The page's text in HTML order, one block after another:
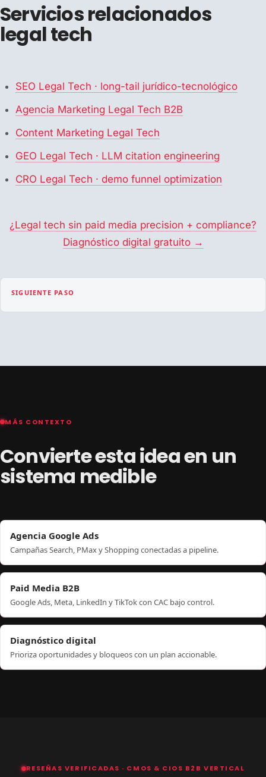
Servicios relacionados
legal tech
SEO Legal Tech · long-tail jurídico-tecnológico
Agencia Marketing Legal Tech B2B
Content Marketing Legal Tech
GEO Legal Tech · LLM citation engineering
CRO Legal Tech · demo funnel optimization
¿Legal tech sin paid media precision + compliance?
Diagnóstico digital gratuito →
SIGUIENTE PASO
MÁS CONTEXTO
Convierte esta idea en un
sistema medible
Agencia Google Ads
Campañas Search, PMax y Shopping conectadas a pipeline.
Paid Media B2B
Google Ads, Meta, LinkedIn y TikTok con CAC bajo control.
Diagnóstico digital
Prioriza oportunidades y bloqueos con un plan accionable.
RESEÑAS VERIFICADAS · CMOS & CIOS B2B VERTICAL